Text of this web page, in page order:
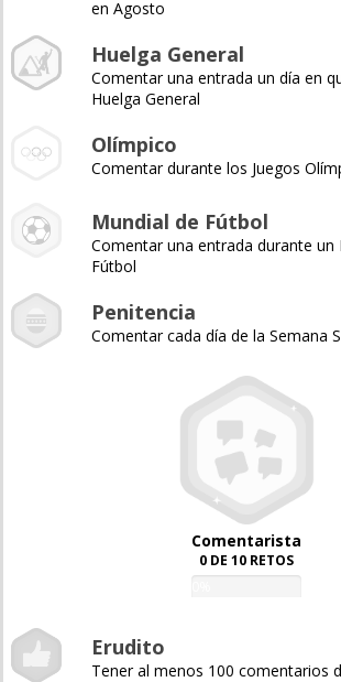
en Agosto
Huelga General
Comentar una entrada un día en
Huelga General
Olímpico
Comentar durante los Juegos
Mundial de Fútbol
Comentar una entrada durante un
Fútbol
Penitencia
Comentar cada día de la Semana
Comentarista
0 DE 10 RETOS
Erudito
Tener al menos 100 comentarios